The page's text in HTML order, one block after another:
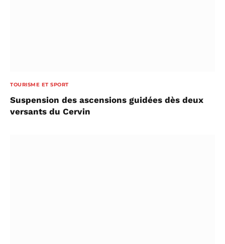
TOURISME ET SPORT
Suspension des ascensions guidées dès deux
versants du Cervin